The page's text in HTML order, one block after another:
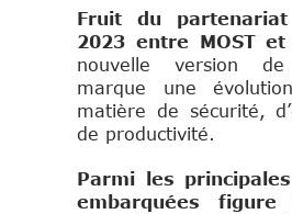
Fruit du
2023 entre
MOST
nouvelle version
marque une
matière de sécurité,
de productivité.
Parmi les
embarquées